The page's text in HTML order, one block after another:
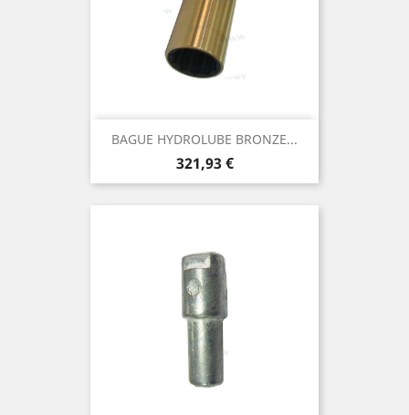
BAGUE HYDROLUBE BRONZE...
Prix
321,93 €